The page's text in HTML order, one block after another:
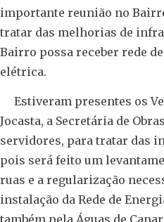
importante reunião no
tratar das melhorias de
Bairro possa receber rede
elétrica.
Estiveram presentes os
Jocasta, a Secretária de
servidores, para tratar das
pois será feito um
ruas e a regularização
instalação da Rede de